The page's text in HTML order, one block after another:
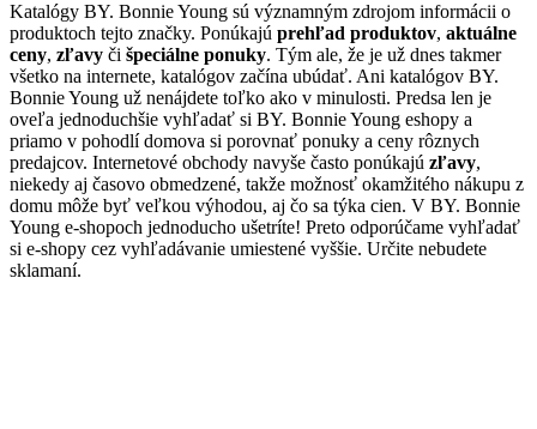
Katalógy BY. Bonnie Young sú významným zdrojom informácii o
produktoch tejto značky. Ponúkajú prehľad produktov, aktuálne
ceny, zľavy či špeciálne ponuky. Tým ale, že je už dnes takmer
všetko na internete, katalógov začína ubúdať. Ani katalógov BY.
Bonnie Young už nenájdete toľko ako v minulosti. Predsa len je
oveľa jednoduchšie vyhľadať si BY. Bonnie Young eshopy a
priamo v pohodlí domova si porovnať ponuky a ceny rôznych
predajcov. Internetové obchody navyše často ponúkajú zľavy,
niekedy aj časovo obmedzené, takže možnosť okamžitého nákupu z
domu môže byť veľkou výhodou, aj čo sa týka cien. V BY. Bonnie
Young e-shopoch jednoducho ušetríte! Preto odporúčame vyhľadať
si e-shopy cez vyhľadávanie umiestené vyššie. Určite nebudete
sklamaní.